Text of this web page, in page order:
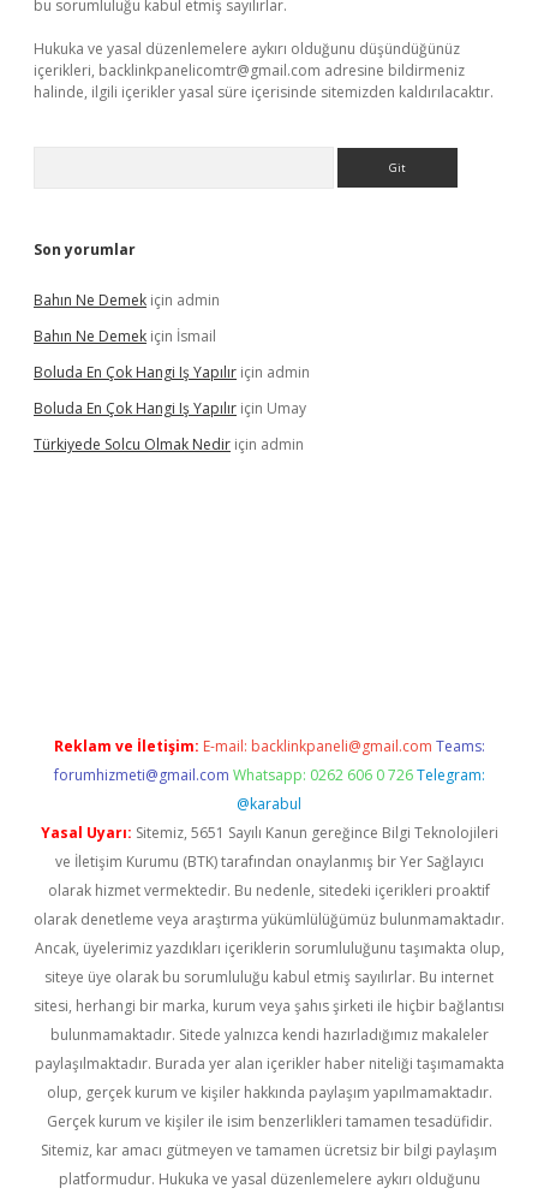
bu sorumluluğu kabul etmiş sayılırlar.
Hukuka ve yasal düzenlemelere aykırı olduğunu düşündüğünüz
içerikleri, backlinkpanelicomtr@gmail.com adresine bildirmeniz
halinde, ilgili içerikler yasal süre içerisinde sitemizden kaldırılacaktır.
Son yorumlar
Bahın Ne Demek için admin
Bahın Ne Demek için İsmail
Boluda En Çok Hangi Iş Yapılır için admin
Boluda En Çok Hangi Iş Yapılır için Umay
Türkiyede Solcu Olmak Nedir için admin
Reklam ve İletişim: E-mail: backlinkpaneli@gmail.com Teams:
forumhizmeti@gmail.com Whatsapp: 0262 606 0 726 Telegram:
@karabul
Yasal Uyarı: Sitemiz, 5651 Sayılı Kanun gereğince Bilgi Teknolojileri
ve İletişim Kurumu (BTK) tarafından onaylanmış bir Yer Sağlayıcı
olarak hizmet vermektedir. Bu nedenle, sitedeki içerikleri proaktif
olarak denetleme veya araştırma yükümlülüğümüz bulunmamaktadır.
Ancak, üyelerimiz yazdıkları içeriklerin sorumluluğunu taşımakta olup,
siteye üye olarak bu sorumluluğu kabul etmiş sayılırlar. Bu internet
sitesi, herhangi bir marka, kurum veya şahıs şirketi ile hiçbir bağlantısı
bulunmamaktadır. Sitede yalnızca kendi hazırladığımız makaleler
paylaşılmaktadır. Burada yer alan içerikler haber niteliği taşımamakta
olup, gerçek kurum ve kişiler hakkında paylaşım yapılmamaktadır.
Gerçek kurum ve kişiler ile isim benzerlikleri tamamen tesadüfidir.
Sitemiz, kar amacı gütmeyen ve tamamen ücretsiz bir bilgi paylaşım
platformudur. Hukuka ve yasal düzenlemelere aykırı olduğunu